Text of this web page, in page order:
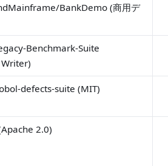
BankDemo (商用デ
Benchmark-Suite
defects-suite (MIT)
2.0)